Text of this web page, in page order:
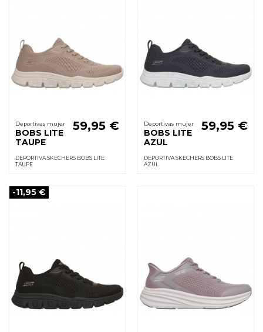
Deportivas mujer
BOBS LITE
TAUPE
59,95 €
DEPORTIVA SKECHERS BOBS LITE
TAUPE
Deportivas mujer
BOBS LITE
AZUL
59,95 €
DEPORTIVA SKECHERS BOBS LITE
AZUL
-11,95 €